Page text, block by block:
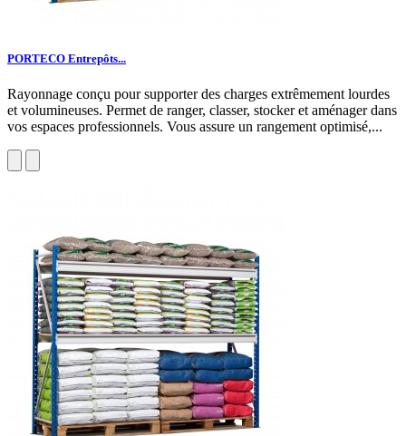
PORTECO Entrepôts...
Rayonnage conçu pour supporter des charges extrêmement lourdes
et volumineuses. Permet de ranger, classer, stocker et aménager dans
vos espaces professionnels. Vous assure un rangement optimisé,...